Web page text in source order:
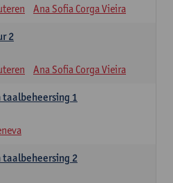
Ana Sofia Corga Vieira
2
Ana Sofia Corga Vieira
taalbeheersing 1
taalbeheersing 2